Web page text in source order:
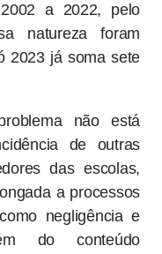
a 2022, pelo
natureza foram
2023 já soma sete
não está
de outras
das escolas,
a processos
negligência e
do conteúdo